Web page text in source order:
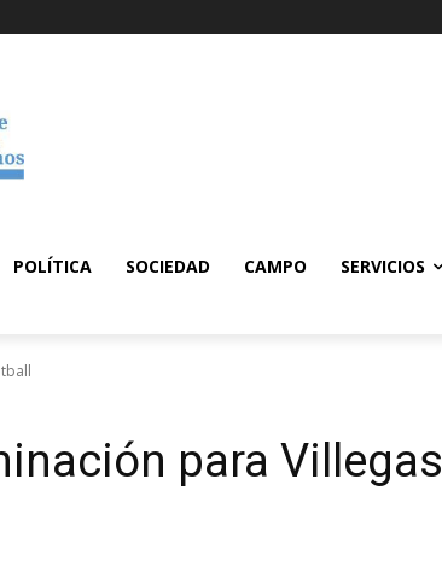
POLÍTICA SOCIEDAD CAMPO SERVICIOS
para Villegas